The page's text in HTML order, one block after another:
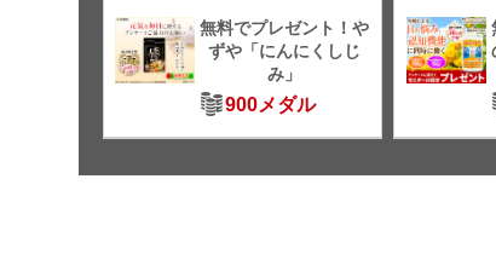
無料でプレゼント！や
ずや「にんにくしじ
み」
900メダル